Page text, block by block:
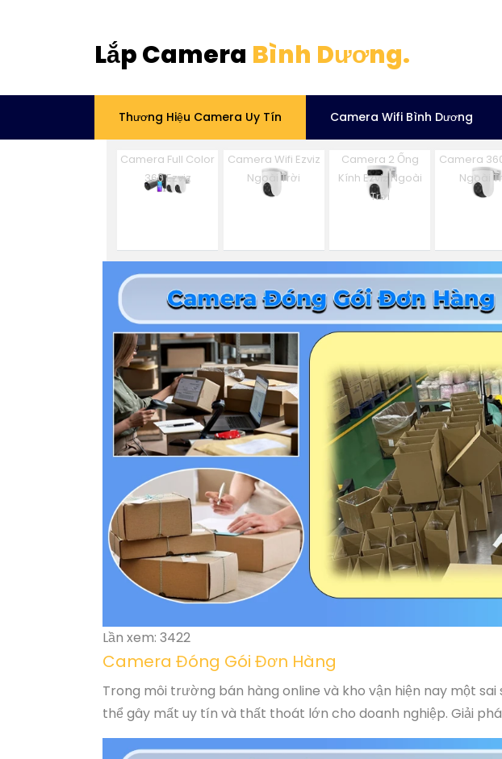
Lắp Camera Bình Dương.
Thương Hiệu Camera Uy Tín Camera Wifi Bình Dương
Camera Full Color
360 Ezviz
Camera Wifi Ezviz
Ngoài Trời
Camera 2 Ống
Kính Ezviz Ngoài
Trời
Camera
Ngoài
Lần xem: 3422
Camera Đóng Gói Đơn Hàng
Trong môi trường bán hàng online và kho vận hiện nay một
thể gây mất uy tín và thất thoát lớn cho doanh nghiệp. Giải